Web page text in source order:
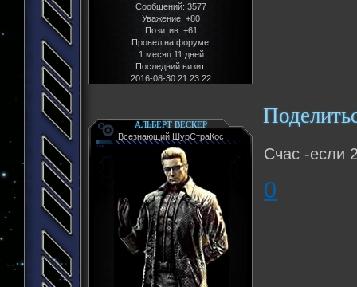
Сообщений: 3577
Уважение: +80
Позитив: +61
Провел на форуме:
1 месяц 11 дней
Последний визит:
2016-08-30 21:23:22
АЛЬБЕРТ ВЕСКЕР
Всезнающий ШурСтраКос
Счас -если
0